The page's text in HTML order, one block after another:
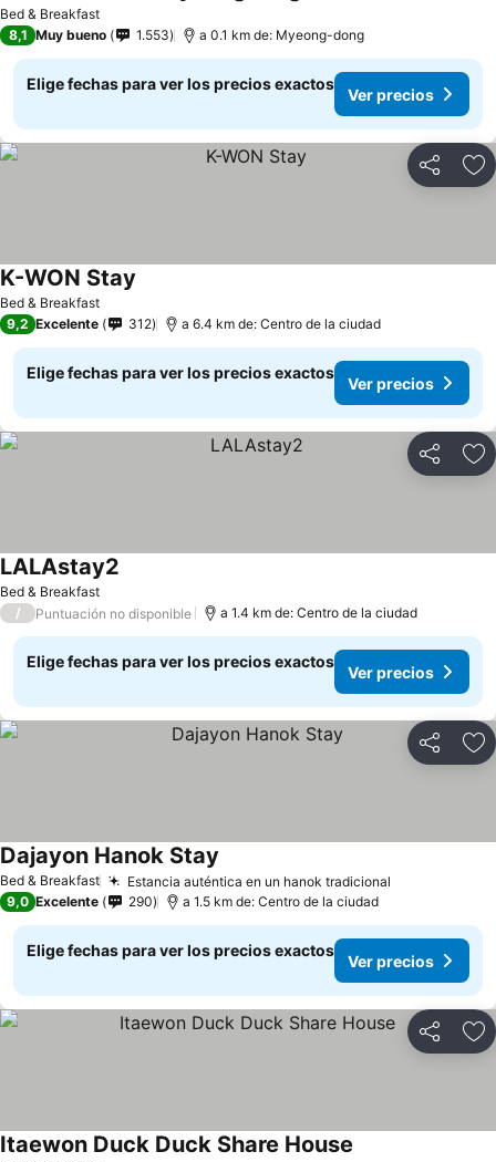
Bed & Breakfast
8,1 Muy bueno 1.553 a 0.1 km de: Myeong-dong
Elige fechas para ver los precios exactos
Ver precios
Compartir
Bed & Breakfast
K-WON Stay
9,2 Excelente 312 a 6.4 km de: Centro de la ciudad
Elige fechas para ver los precios exactos
Ver precios
Compartir
Bed & Breakfast
LALAstay2
/ Puntuación no disponible a 1.4 km de: Centro de la ciudad
Elige fechas para ver los precios exactos
Ver precios
Compartir
Bed & Breakfast Estancia auténtica en un hanok tradicional
Dajayon Hanok Stay
9,0 Excelente 290 a 1.5 km de: Centro de la ciudad
Elige fechas para ver los precios exactos
Ver precios
Compartir
Itaewon Duck Duck Share House